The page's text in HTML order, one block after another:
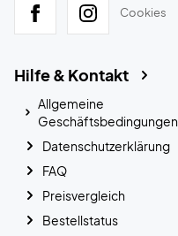
Cookies
Hilfe & Kontakt
Allgemeine
Geschäftsbedingungen
Datenschutzerklärung
FAQ
Preisvergleich
Bestellstatus